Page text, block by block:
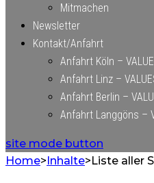
Mitmachen
Newsletter
Kontakt/Anfahrt
Anfahrt Köln –
Anfahrt Linz –
Anfahrt Berlin –
Anfahrt Langgöns –
site mode button
Home>Inhalte>Liste aller